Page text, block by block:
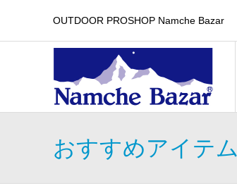
OUTDOOR PROSHOP Namche Bazar
おすすめアイテム